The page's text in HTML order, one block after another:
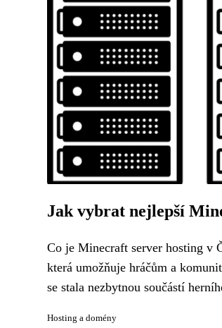
Jak vybrat nejlepší
Co je Minecraft server hosting v
která umožňuje hráčům a
se stala nezbytnou součástí
Hosting a domény